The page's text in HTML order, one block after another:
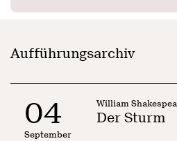
Aufführungsarchiv
04
September
William
Der Sturm